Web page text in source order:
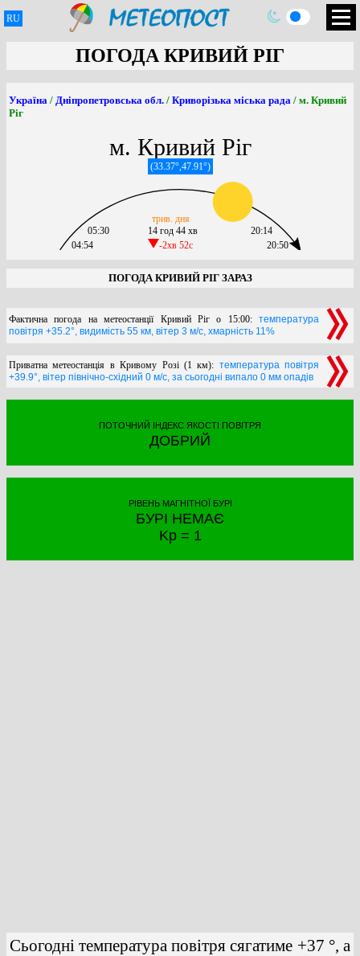
RU
ПОГОДА КРИВИЙ РІГ
Україна / Дніпропетровська обл. / Криворізька міська рада / м. Кривий
Ріг
м. Кривий Ріг
(33.37°,47.91°)
04:54
05:30
14 год 44 хв
-2хв 52c
трив. дня
20:50
20:14
ПОГОДА КРИВИЙ РІГ ЗАРАЗ
Фактична погода на метеостанції Кривий Ріг о 15:00: температура
повітря +35.2°, видимість 55 км, вітер 3 м/с, хмарність 11%
Приватна метеостанція в Кривому Розі (1 км): температура повітря
+39.9°, вітер північно-східний 0 м/с, за сьогодні випало 0 мм опадів
ПОТОЧНИЙ ІНДЕКС ЯКОСТІ ПОВІТРЯ
ДОБРИЙ
РІВЕНЬ МАГНІТНОЇ БУРІ
БУРІ НЕМАЄ
Kp = 1
Сьогодні температура повітря сягатиме +37 °, а